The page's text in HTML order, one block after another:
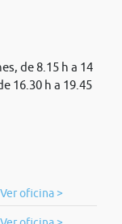
de 8.15 h a 14
16.30 h a 19.45
Ver oficina >